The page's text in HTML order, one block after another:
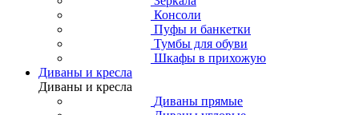
Консоли
Пуфы и банкетки
Тумбы для обуви
Шкафы в прихожую
Диваны и кресла
Диваны и кресла
Диваны прямые